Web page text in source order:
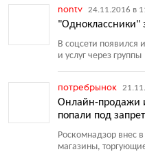
nontv 24.11.2016 в
"Одноклассники"
В соцсети появился
и услуг через группы
потребрынок
Онлайн-продажи
попали под запрет
Роскомнадзор внес
магазины,